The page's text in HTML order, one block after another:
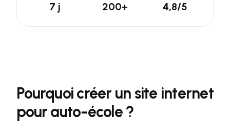
7 j 200+ 4,8/5
Pourquoi créer un site internet
pourauto-école?